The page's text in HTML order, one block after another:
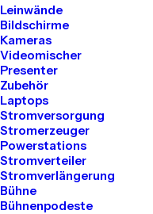
Leinwände
Bildschirme
Kameras
Videomischer
Presenter
Zubehör
Laptops
Stromversorgung
Stromerzeuger
Powerstations
Stromverteiler
Stromverlängerung
Bühne
Bühnenpodeste
Unser Standort
Akari Events
Bessemerstraße 80
12013 Berlin